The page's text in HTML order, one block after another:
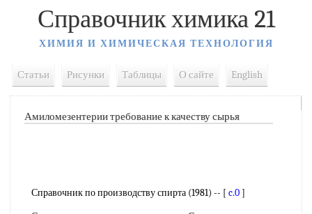
Справочник химика 21
ХИМИЯ И ХИМИЧЕСКАЯ ТЕХНОЛОГИЯ
Статьи Рисунки Таблицы О сайте English
Амиломезентерии требование к качеству сырья
Справочник по производству спирта (1981) -- [ c.0]